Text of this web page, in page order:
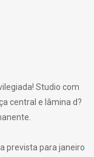
Studio com
central e lâmina d?
prevista para janeiro